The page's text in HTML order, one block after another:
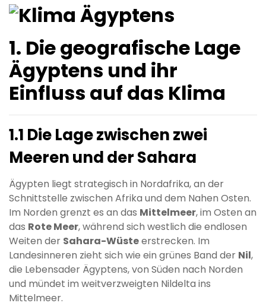
1. Die geografische Lage
Ägyptens und ihr
Einfluss auf das Klima
1.1 Die Lage zwischen zwei
Meeren und der Sahara
Ägypten liegt strategisch in Nordafrika, an der
Schnittstelle zwischen Afrika und dem Nahen Osten.
Im Norden grenzt es an das Mittelmeer, im Osten an
das Rote Meer, während sich westlich die endlosen
Weiten der Sahara-Wüsteerstrecken. Im
Landesinneren zieht sich wie ein grünes Band der Nil,
die Lebensader Ägyptens, von Süden nach Norden
und mündet im weitverzweigten Nildelta ins
Mittelmeer.